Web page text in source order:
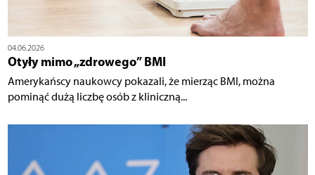
04.06.2026
Otyły mimo „zdrowego” BMI
Amerykańscy naukowcy pokazali, że mierząc BMI, można
pominąć dużą liczbę osób z kliniczną...